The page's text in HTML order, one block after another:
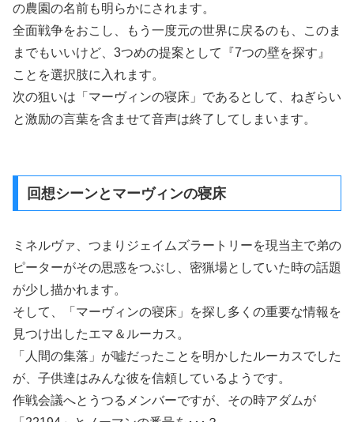
の農園の名前も明らかにされます。
全面戦争をおこし、もう一度元の世界に戻るのも、このま
までもいいけど、3つめの提案として『7つの壁を探す』
ことを選択肢に入れます。
次の狙いは「マーヴィンの寝床」であるとして、ねぎらい
と激励の言葉を含ませて音声は終了してしまいます。
回想シーンとマーヴィンの寝床
ミネルヴァ、つまりジェイムズラートリーを現当主で弟の
ピーターがその思惑をつぶし、密猟場としていた時の話題
が少し描かれます。
そして、「マーヴィンの寝床」を探し多くの重要な情報を
見つけ出したエマ＆ルーカス。
「人間の集落」が嘘だったことを明かしたルーカスでした
が、子供達はみんな彼を信頼しているようです。
作戦会議へとうつるメンバーですが、その時アダムが